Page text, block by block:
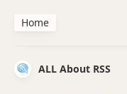
ALL About RSS
Home